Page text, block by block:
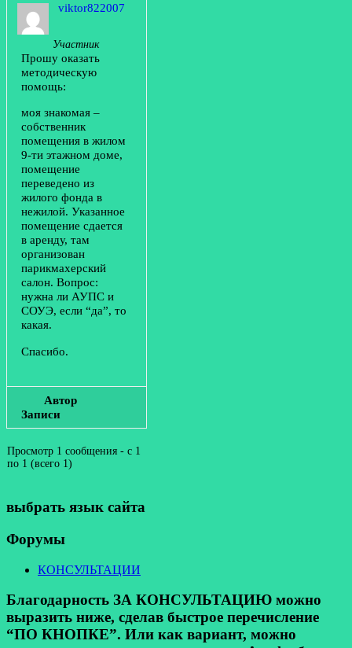
viktor822007
Участник
Прошу оказать
методическую
помощь:
моя знакомая –
собственник
помещения в жилом
9-ти этажном доме,
помещение
переведено из
жилого фонда в
нежилой. Указанное
помещение сдается
в аренду, там
организован
парикмахерский
салон. Вопрос:
нужна ли АУПС и
СОУЭ, если “да”, то
какая.
Спасибо.
Автор
Записи
Просмотр 1 сообщения - с 1
по 1 (всего 1)
выбрать язык сайта
Форумы
КОНСУЛЬТАЦИИ
Благодарность ЗА КОНСУЛЬТАЦИЮ можно
выразить ниже, сделав быстрое перечисление
“ПО КНОПКЕ”. Или как вариант, можно